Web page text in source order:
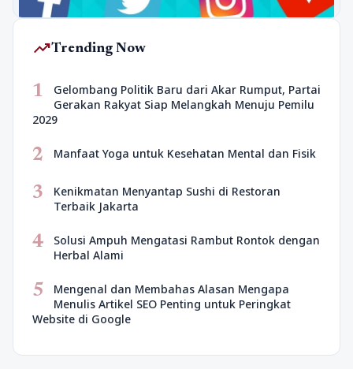
trending_upTrending Now
1
Gelombang Politik Baru dari Akar Rumput, Partai
Gerakan Rakyat Siap Melangkah Menuju Pemilu
2029
2 Manfaat Yoga untuk Kesehatan Mental dan Fisik
3
Kenikmatan Menyantap Sushi di Restoran
Terbaik Jakarta
4
Solusi Ampuh Mengatasi Rambut Rontok dengan
Herbal Alami
5
Mengenal dan Membahas Alasan Mengapa
Menulis Artikel SEO Penting untuk Peringkat
Website di Google